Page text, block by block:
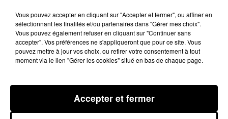
18 novembre 2024 - 1 min 14 sec
L'AGENDA DE L'AUDE DU 18/11/2024 À 10H41
Vous pouvez accepter en cliquant sur "Accepter et fermer", ou affiner en
sélectionnant les finalités et/ou partenaires dans "Gérer mes choix".
Vous pouvez également refuser en cliquant sur "Continuer sans
accepter". Vos préférences ne s'appliqueront que pour ce site. Vous
pouvez mettre à jour vos choix, ou retirer votre consentement à tout
moment via le lien "Gérer les cookies" situé en bas de chaque page.
Accepter et fermer